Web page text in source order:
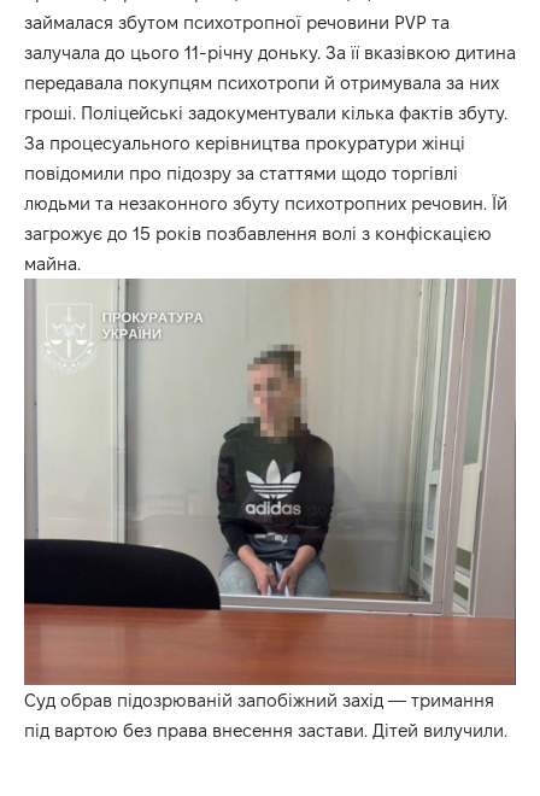
займалася збутом психотропної речовини PVP та
залучала до цього 11-річну доньку. За її вказівкою дитина
передавала покупцям психотропи й отримувала за них
гроші. Поліцейські задокументували кілька фактів збуту.
За процесуального керівництва прокуратури жінці
повідомили про підозру за статтями щодо торгівлі
людьми та незаконного збуту психотропних речовин. Їй
загрожує до 15 років позбавлення волі з конфіскацією
майна.
Суд обрав підозрюваній запобіжний захід — тримання
під вартою без права внесення застави. Дітей вилучили.